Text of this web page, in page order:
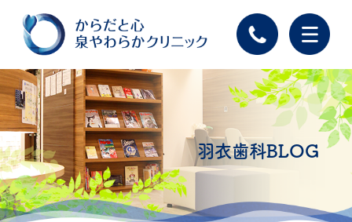
羽衣歯科BLOG